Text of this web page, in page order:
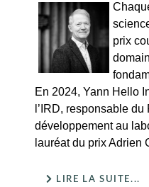
prix
En 2024, Yann Hello
l’IRD, responsable
développement au
lauréat du prix Adrien
LIRE LA SUITE...